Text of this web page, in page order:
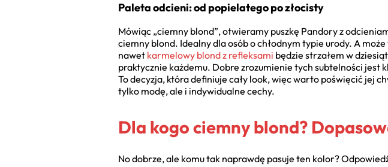
Paleta odcieni: od popielatego po złocisty
Mówiąc „ciemny blond”, otwieramy puszkę Pandory z
ciemny blond. Idealny dla osób o chłodnym typie urody. A
nawet karmelowy blond z refleksami będzie strzałem w
praktycznie każdemu. Dobre zrozumienie tych subtelności jest
To decyzja, która definiuje cały look, więc warto poświęcić jej
tylko modę, ale i indywidualne cechy.
Dla kogo ciemny blond?
No dobrze, ale komu tak naprawdę pasuje ten kolor?